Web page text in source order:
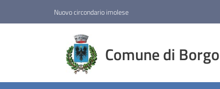
Nuovo circondario imolese
Comune di